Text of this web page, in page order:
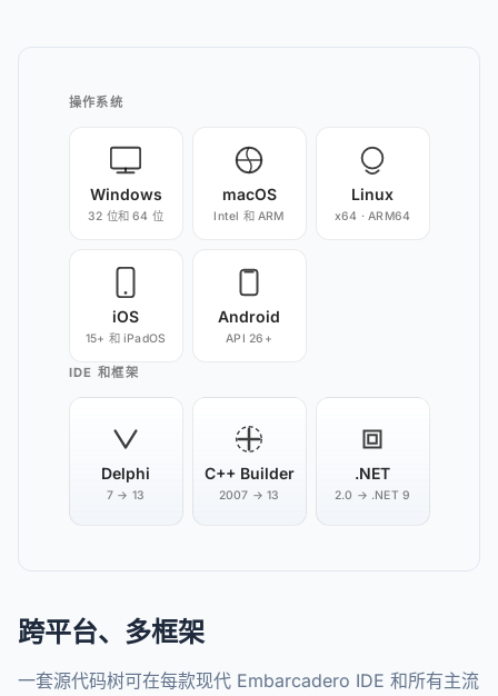
操作系统
Windows
32 位和 64 位
macOS
Intel 和 ARM
Linux
x64 · ARM64
iOS
15+ 和 iPadOS
Android
API 26+
IDE 和框架
Delphi
7 → 13
C++ Builder
2007 → 13
.NET
2.0 → .NET 9
跨平台、多框架
一套源代码树可在每款现代 Embarcadero IDE 和所有主流